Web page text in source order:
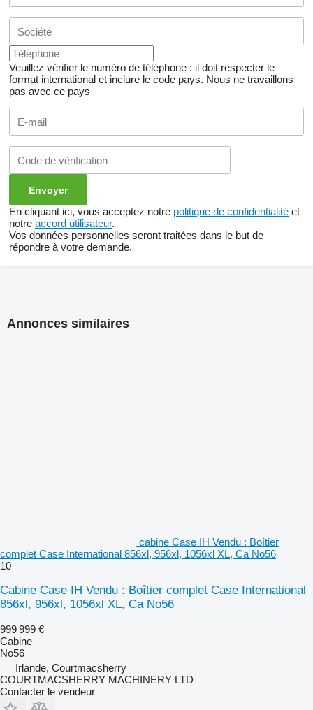
Veuillez vérifier le numéro de téléphone : il doit respecter le
format international et inclure le code pays. Nous ne travaillons
pas avec ce pays
En cliquant ici, vous acceptez notre politique de confidentialité et
notre accord utilisateur.
Vos données personnelles seront traitées dans le but de
répondre à votre demande.
Annonces similaires
cabine Case IH Vendu : Boîtier
complet Case International 856xl, 956xl, 1056xl XL, Ca No56
10
Cabine Case IH Vendu : Boîtier complet Case International
856xl, 956xl, 1056xl XL, Ca No56
999 999 €
Cabine
No56
Irlande, Courtmacsherry
COURTMACSHERRY MACHINERY LTD
Contacter le vendeur